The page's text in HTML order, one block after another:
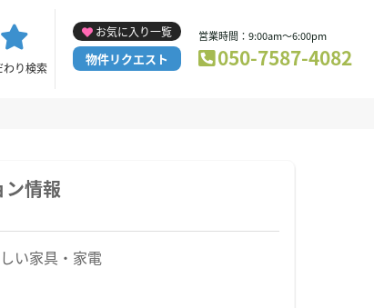
わり検索
お気に入り一覧
物件リクエスト
営業時間：9:00am～6:00pm
050-7587-4082
ン情報
い家具・家電